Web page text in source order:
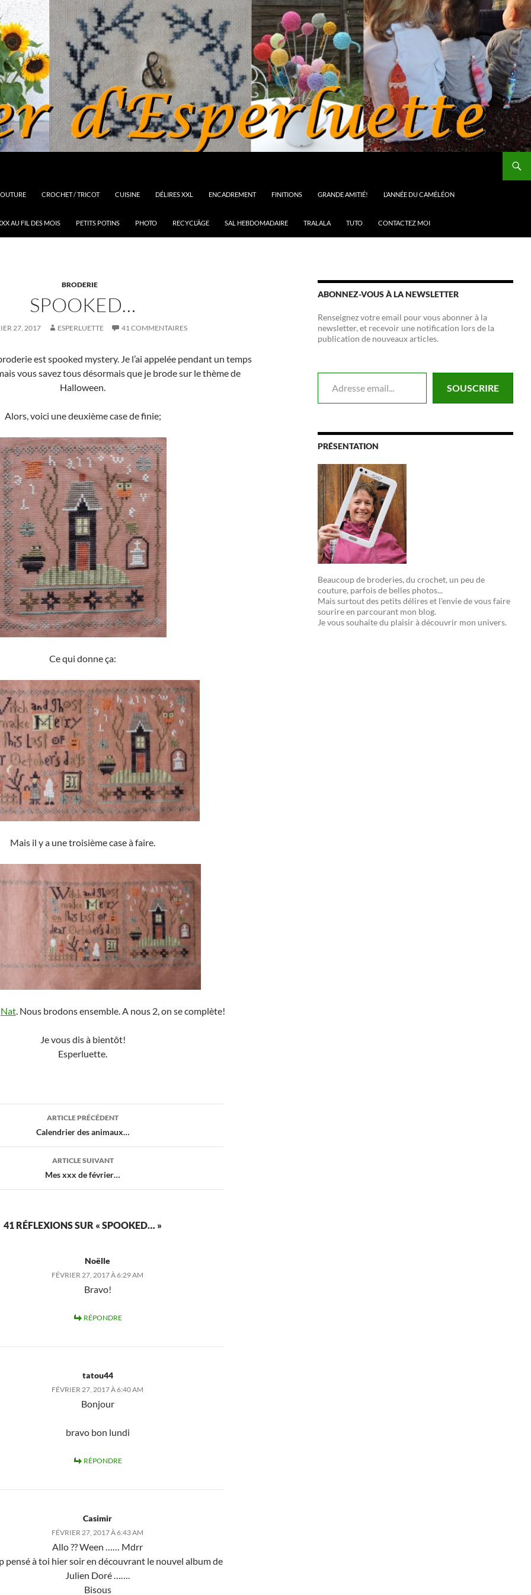
CROCHET / TRICOT CUISINE DÉLIRES XXL ENCADREMENT FINITIONS GRANDE AMITIÉ! L’ANNÉE DU CAMÉLÉON
AU FIL DES MOIS PETITS POTINS PHOTO RECYCL’ÂGE SAL HEBDOMADAIRE TRALALA TUTO CONTACTEZ MOI
BRODERIE
SPOOKED…
27, 2017 ESPERLUETTE 41 COMMENTAIRES
est spooked mystery. Je l’ai appelée pendant un temps
vous savez tous désormais que je brode sur le thème de
Halloween.
Alors, voici une deuxième case de finie;
Ce qui donne ça:
Mais il y a une troisième case à faire.
Nat. Nous brodons ensemble. A nous 2, on se complète!
Je vous dis à bientôt!
Esperluette.
ARTICLE PRÉCÉDENT
Calendrier des animaux…
ARTICLE SUIVANT
Mes xxx de février…
41 RÉFLEXIONS SUR « SPOOKED… »
Noëlle
FÉVRIER 27, 2017 À 6:29 AM
Bravo!
RÉPONDRE
tatou44
FÉVRIER 27, 2017 À 6:40 AM
Bonjour
bravo bon lundi
RÉPONDRE
Casimir
FÉVRIER 27, 2017 À 6:43 AM
Allo ?? Ween …… Mdrr
pensé à toi hier soir en découvrant le nouvel album de
Julien Doré …….
Bisous
ABONNEZ-VOUS À LA NEWSLETTER
Renseignez votre email pour vous abonner à la
newsletter, et recevoir une notification lors de la
publication de nouveaux articles.
Adresse email...
SOUSCRIRE
PRÉSENTATION
Beaucoup de broderies, du crochet, un peu de
couture, parfois de belles photos...
Mais surtout des petits délires et l'envie de vous faire
sourire en parcourant mon blog.
Je vous souhaite du plaisir à découvrir mon univers.